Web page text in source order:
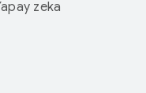
zeka